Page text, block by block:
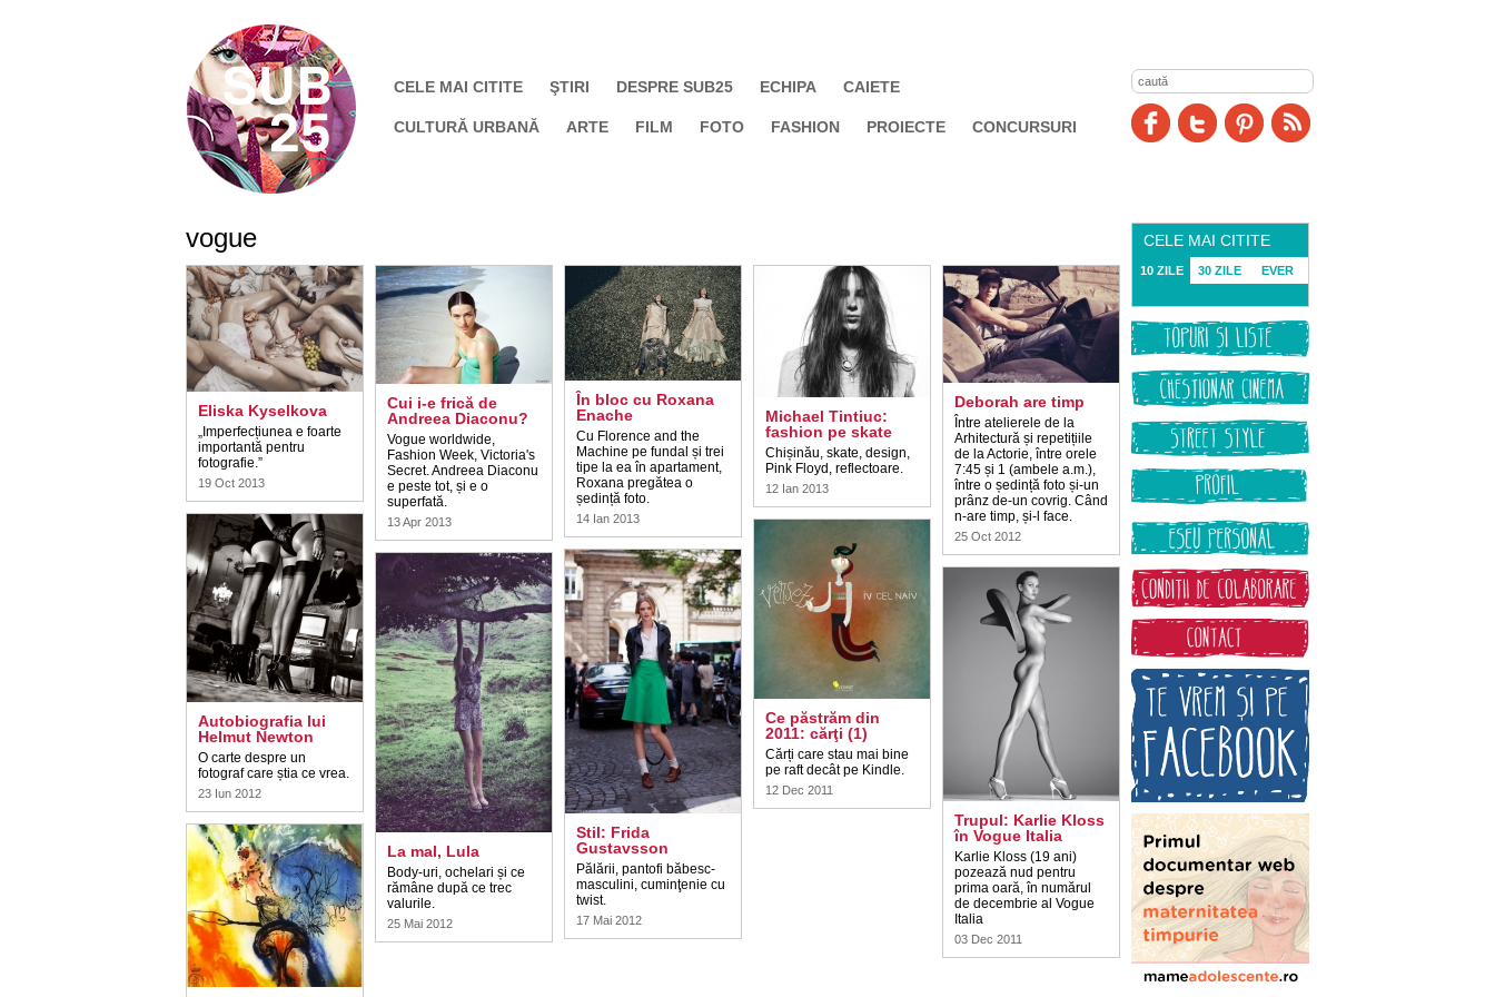
CELE MAI CITITE ŞTIRI DESPRE SUB25 ECHIPA CAIETE
CULTURĂ URBANĂ ARTE FILM FOTO FASHION PROIECTE CONCURSURI
vogue
Eliska Kyselkova
„Imperfecțiunea e foarte
importantă pentru
fotografie.”
19 Oct 2013
Autobiografia lui
Helmut Newton
O carte despre un
fotograf care știa ce vrea.
23 Iun 2012
Cui i-e frică de
Andreea Diaconu?
Vogue worldwide,
Fashion Week, Victoria's
Secret. Andreea Diaconu
e peste tot, și e o
superfată.
13 Apr 2013
La mal, Lula
Body-uri, ochelari și ce
rămâne după ce trec
valurile.
25 Mai 2012
În bloc cu Roxana
Enache
Cu Florence and the
Machine pe fundal și trei
tipe la ea în apartament,
Roxana pregătea o
ședință foto.
14 Ian 2013
Stil: Frida
Gustavsson
Pălării, pantofi băbesc-
masculini, cuminţenie cu
twist.
17 Mai 2012
Michael Tintiuc:
fashion pe skate
Chișinău, skate, design,
Pink Floyd, reflectoare.
12 Ian 2013
Ce păstrăm din
2011: cărţi (1)
Cărți care stau mai bine
pe raft decât pe Kindle.
12 Dec 2011
Deborah are timp
Între atelierele de la
Arhitectură și repetițiile
de la Actorie, între orele
7:45 și 1 (ambele a.m.),
între o ședință foto și-un
prânz de-un covrig. Când
n-are timp, și-l face.
25 Oct 2012
Trupul: Karlie Kloss
în Vogue Italia
Karlie Kloss (19 ani)
pozează nud pentru
prima oară, în numărul
de decembrie al Vogue
Italia
03 Dec 2011
CELE MAI CITITE
10 ZILE 30 ZILE EVER